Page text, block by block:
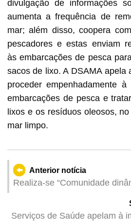
divulgação de informações
aumenta a frequência de
mar; além disso, coopera
pescadores e estas enviam
às embarcações de pesca
sacos de lixo. A DSAMA apela
proceder empenhadamente
embarcações de pesca e
lixos e os resíduos oleosos,
mar limpo.
Anterior notícia
Realiza-se “Comunidade dinâmica - Dia de
Serviços de Saúde apelam à